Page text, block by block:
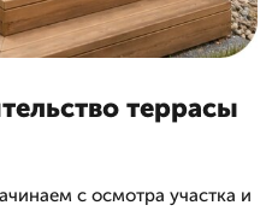
террасы
с осмотра участка и